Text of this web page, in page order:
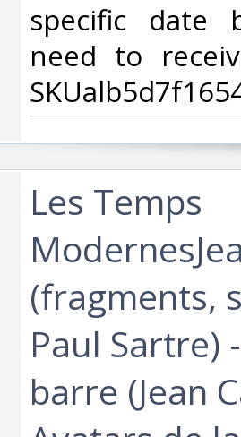
specific date
need to
‎Les Temps
(fragments,
Paul Sartre)
barre (Jean